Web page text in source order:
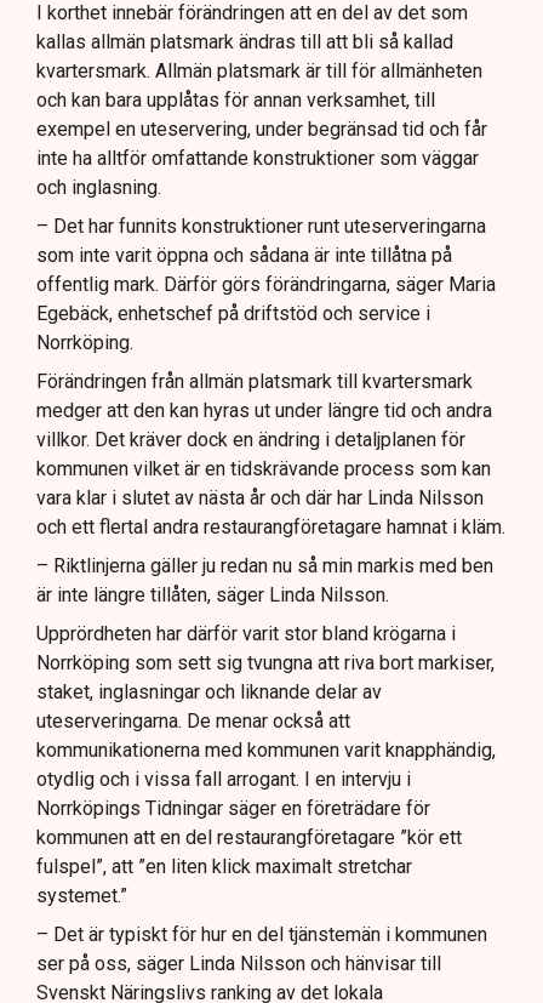
I korthet innebär förändringen att en del av det som
kallas allmän platsmark ändras till att bli så kallad
kvartersmark. Allmän platsmark är till för allmänheten
och kan bara upplåtas för annan verksamhet, till
exempel en uteservering, under begränsad tid och får
inte ha alltför omfattande konstruktioner som väggar
och inglasning.
– Det har funnits konstruktioner runt uteserveringarna
som inte varit öppna och sådana är inte tillåtna på
offentlig mark. Därför görs förändringarna, säger Maria
Egebäck, enhetschef på driftstöd och service i
Norrköping.
Förändringen från allmän platsmark till kvartersmark
medger att den kan hyras ut under längre tid och andra
villkor. Det kräver dock en ändring i detaljplanen för
kommunen vilket är en tidskrävande process som kan
vara klar i slutet av nästa år och där har Linda Nilsson
och ett flertal andra restaurangföretagare hamnat i kläm.
– Riktlinjerna gäller ju redan nu så min markis med ben
är inte längre tillåten, säger Linda Nilsson.
Upprördheten har därför varit stor bland krögarna i
Norrköping som sett sig tvungna att riva bort markiser,
staket, inglasningar och liknande delar av
uteserveringarna. De menar också att
kommunikationerna med kommunen varit knapphändig,
otydlig och i vissa fall arrogant. I en intervju i
Norrköpings Tidningar säger en företrädare för
kommunen att en del restaurangföretagare ”kör ett
fulspel”, att ”en liten klick maximalt stretchar
systemet.”
– Det är typiskt för hur en del tjänstemän i kommunen
ser på oss, säger Linda Nilsson och hänvisar till
Svenskt Näringslivs ranking av det lokala